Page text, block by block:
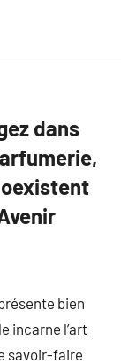
dans
bien
incarne l’art
savoir-faire